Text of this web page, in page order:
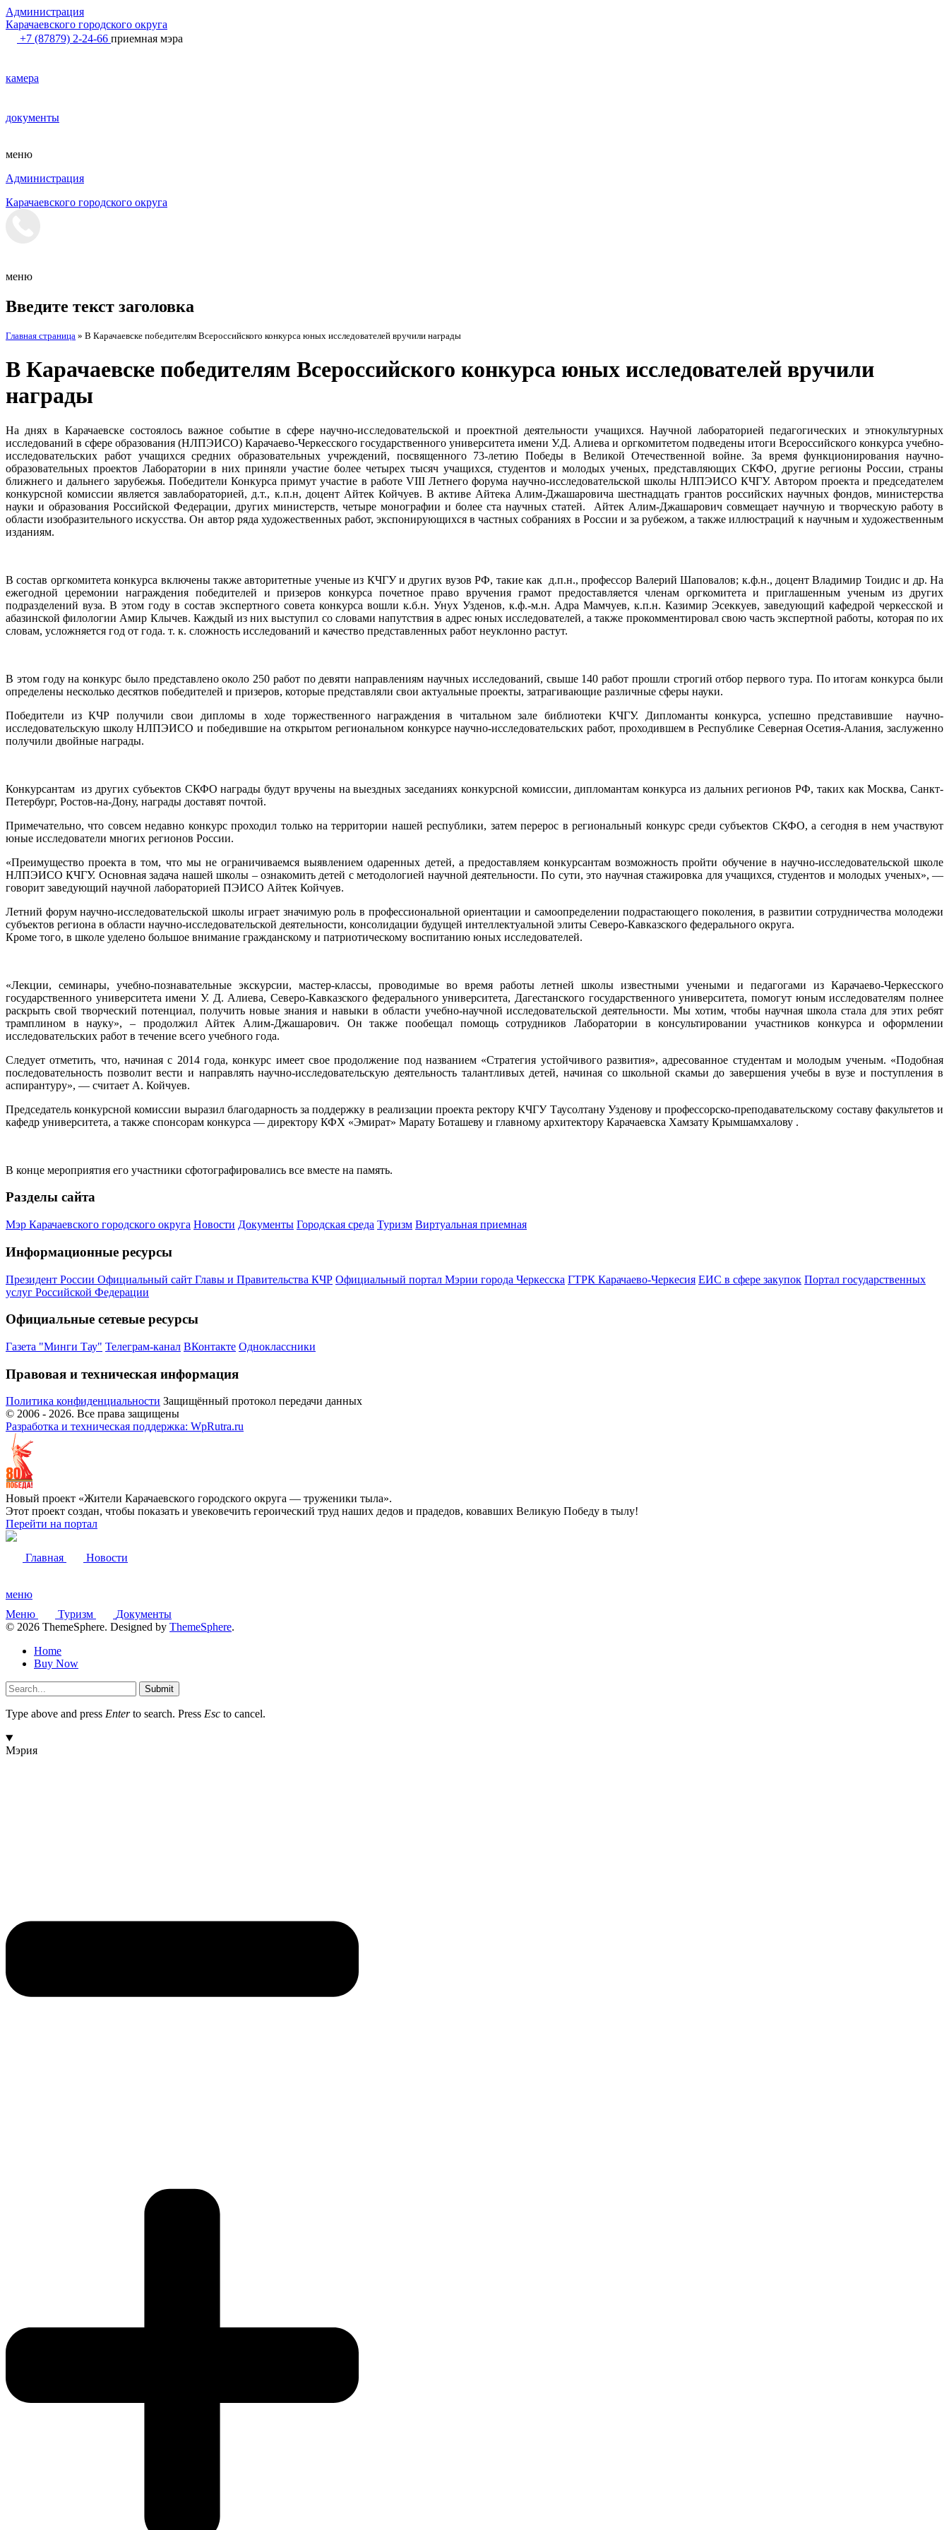
Администрация
Карачаевского городского округа
+7 (87879) 2-24-66 приемная мэра
камера
документы
меню
Администрация
Карачаевского городского округа
меню
Введите текст заголовка
Главная страница » В Карачаевске победителям Всероссийского конкурса юных исследователей вручили награды
В Карачаевске победителям Всероссийского конкурса юных исследователей вручили
награды
На днях в Карачаевске состоялось важное событие в сфере научно-исследовательской и проектной деятельности учащихся. Научной лабораторией педагогических и этнокультурных
исследований в сфере образования (НЛПЭИСО) Карачаево-Черкесского государственного университета имени У.Д. Алиева и оргкомитетом подведены итоги Всероссийского конкурса учебно-
исследовательских работ учащихся средних образовательных учреждений, посвященного 73-летию Победы в Великой Отечественной войне. За время функционирования научно-
образовательных проектов Лаборатории в них приняли участие более четырех тысяч учащихся, студентов и молодых ученых, представляющих СКФО, другие регионы России, страны
ближнего и дальнего зарубежья. Победители Конкурса примут участие в работе VIII Летнего форума научно-исследовательской школы НЛПЭИСО КЧГУ. Автором проекта и председателем
конкурсной комиссии является завлабораторией, д.т., к.п.н, доцент Айтек Койчуев. В активе Айтека Алим-Джашаровича шестнадцать грантов российских научных фондов, министерства
науки и образования Российской Федерации, других министерств, четыре монографии и более ста научных статей. Айтек Алим-Джашарович совмещает научную и творческую работу в
области изобразительного искусства. Он автор ряда художественных работ, экспонирующихся в частных собраниях в России и за рубежом, а также иллюстраций к научным и художественным
изданиям.
В состав оргкомитета конкурса включены также авторитетные ученые из КЧГУ и других вузов РФ, такие как д.п.н., профессор Валерий Шаповалов; к.ф.н., доцент Владимир Тоидис и др. На
ежегодной церемонии награждения победителей и призеров конкурса почетное право вручения грамот предоставляется членам оргкомитета и приглашенным ученым из других
подразделений вуза. В этом году в состав экспертного совета конкурса вошли к.б.н. Унух Узденов, к.ф.-м.н. Адра Мамчуев, к.п.н. Казимир Эсеккуев, заведующий кафедрой черкесской и
абазинской филологии Амир Клычев. Каждый из них выступил со словами напутствия в адрес юных исследователей, а также прокомментировал свою часть экспертной работы, которая по их
словам, усложняется год от года. т. к. сложность исследований и качество представленных работ неуклонно растут.
В этом году на конкурс было представлено около 250 работ по девяти направлениям научных исследований, свыше 140 работ прошли строгий отбор первого тура. По итогам конкурса были
определены несколько десятков победителей и призеров, которые представляли свои актуальные проекты, затрагивающие различные сферы науки.
Победители из КЧР получили свои дипломы в ходе торжественного награждения в читальном зале библиотеки КЧГУ. Дипломанты конкурса, успешно представившие научно-
исследовательскую школу НЛПЭИСО и победившие на открытом региональном конкурсе научно-исследовательских работ, проходившем в Республике Северная Осетия-Алания, заслуженно
получили двойные награды.
Конкурсантам из других субъектов СКФО награды будут вручены на выездных заседаниях конкурсной комиссии, дипломантам конкурса из дальних регионов РФ, таких как Москва, Санкт-
Петербург, Ростов-на-Дону, награды доставят почтой.
Примечательно, что совсем недавно конкурс проходил только на территории нашей республики, затем перерос в региональный конкурс среди субъектов СКФО, а сегодня в нем участвуют
юные исследователи многих регионов России.
«Преимущество проекта в том, что мы не ограничиваемся выявлением одаренных детей, а предоставляем конкурсантам возможность пройти обучение в научно-исследовательской школе
НЛПЭИСО КЧГУ. Основная задача нашей школы – ознакомить детей с методологией научной деятельности. По сути, это научная стажировка для учащихся, студентов и молодых ученых», —
говорит заведующий научной лабораторией ПЭИСО Айтек Койчуев.
Летний форум научно-исследовательской школы играет значимую роль в профессиональной ориентации и самоопределении подрастающего поколения, в развитии сотрудничества молодежи
субъектов региона в области научно-исследовательской деятельности, консолидации будущей интеллектуальной элиты Северо-Кавказского федерального округа.
Кроме того, в школе уделено большое внимание гражданскому и патриотическому воспитанию юных исследователей.
«Лекции, семинары, учебно-познавательные экскурсии, мастер-классы, проводимые во время работы летней школы известными учеными и педагогами из Карачаево-Черкесского
государственного университета имени У. Д. Алиева, Северо-Кавказского федерального университета, Дагестанского государственного университета, помогут юным исследователям полнее
раскрыть свой творческий потенциал, получить новые знания и навыки в области учебно-научной исследовательской деятельности. Мы хотим, чтобы научная школа стала для этих ребят
трамплином в науку», – продолжил Айтек Алим-Джашарович. Он также пообещал помощь сотрудников Лаборатории в консультировании участников конкурса и оформлении
исследовательских работ в течение всего учебного года.
Следует отметить, что, начиная с 2014 года, конкурс имеет свое продолжение под названием «Стратегия устойчивого развития», адресованное студентам и молодым ученым. «Подобная
последовательность позволит вести и направлять научно-исследовательскую деятельность талантливых детей, начиная со школьной скамьи до завершения учебы в вузе и поступления в
аспирантуру», — считает А. Койчуев.
Председатель конкурсной комиссии выразил благодарность за поддержку в реализации проекта ректору КЧГУ Таусолтану Узденову и профессорско-преподавательскому составу факультетов и
кафедр университета, а также спонсорам конкурса — директору КФХ «Эмират» Марату Боташеву и главному архитектору Карачаевска Хамзату Крымшамхалову .
В конце мероприятия его участники сфотографировались все вместе на память.
Разделы сайта
Мэр Карачаевского городского округа Новости Документы Городская среда Туризм Виртуальная приемная
Информационные ресурсы
Президент России Официальный сайт Главы и Правительства КЧР Официальный портал Мэрии города Черкесска ГТРК Карачаево-Черкесия ЕИС в сфере закупок Портал государственных
услуг Российской Федерации
Официальные сетевые ресурсы
Газета "Минги Тау" Телеграм-канал ВКонтакте Одноклассники
Правовая и техническая информация
Политика конфиденциальности Защищённый протокол передачи данных
© 2006 - 2026. Все права защищены
Разработка и техническая поддержка: WpRutra.ru
Новый проект «Жители Карачаевского городского округа — труженики тыла».
Этот проект создан, чтобы показать и увековечить героический труд наших дедов и прадедов, ковавших Великую Победу в тылу!
Перейти на портал
Главная Новости
меню
Меню
Туризм
Документы
© 2026 ThemeSphere. Designed by ThemeSphere.
Home
Buy Now
Submit
Type above and press Enterto search. Press Esc to cancel.
Мэрия